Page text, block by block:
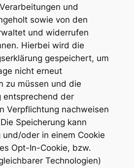
und
sowie von den
und widerrufen
Hierbei wird die
gespeichert, um
nicht erneut
zu müssen und die
entsprechend der
Verpflichtung nachweisen
Speicherung kann
und/oder in einem Cookie
Opt-In-Cookie, bzw.
Technologien)